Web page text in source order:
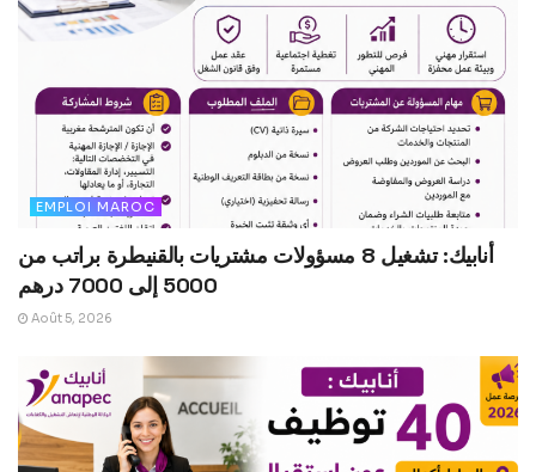
EMPLOI MAROC
أنابيك: تشغيل 8 مسؤولات مشتريات بالقنيطرة براتب من
5000 إلى 7000 درهم
Août 5, 2026